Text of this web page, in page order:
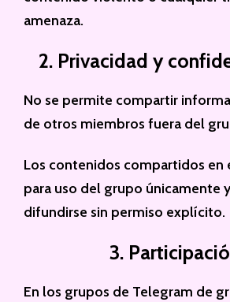
amenaza.
2. Privacidad y
No se permite compartir
de otros miembros fuera del
Los contenidos compartidos en
para uso del grupo únicamente
difundirse sin permiso explícito.
3.
En los grupos de Telegram de